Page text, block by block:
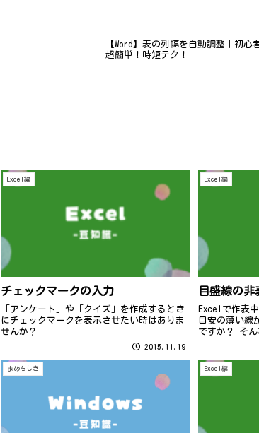
【Word】表の列幅を自動調整｜初心
超簡単！時短テク！
Excel編
チェックマークの入力
「アンケート」や「クイズ」を作成するとき
にチェックマークを表示させたい時はありま
せんか？
2015.11.19
Excel編
目盛線の非
Excelで作表
目安の薄い線
ですか？ そ
から「目盛
りますよ～
まめちしき Excel編